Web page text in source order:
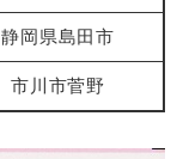
静岡県島田市
市川市菅野